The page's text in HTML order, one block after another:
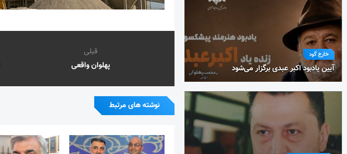
خارج گود
آیین یادبود اکبر عبدی برگزار می‌شود
قبلی
پهلوان واقعی
نوشته های مرتبط